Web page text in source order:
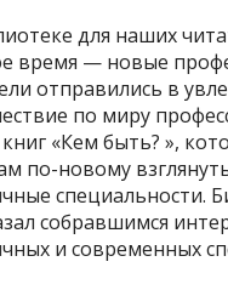
для наших
время — новые
отправились в
по миру
«Кем быть? »,
по-новому
специальности.
собравшимся
и современных